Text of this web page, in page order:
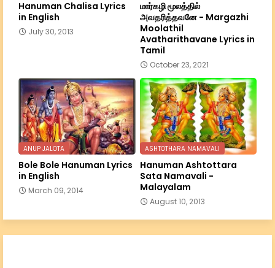
Hanuman Chalisa Lyrics
in English
July 30, 2013
மார்கழி மூலத்தில்
அவதரித்தவனே - Margazhi
Moolathil
Avatharithavane Lyrics in
Tamil
October 23, 2021
ANUP JALOTA
Bole Bole Hanuman Lyrics
in English
March 09, 2014
ASHTOTHARA NAMAVALI
Hanuman Ashtottara
Sata Namavali -
Malayalam
August 10, 2013